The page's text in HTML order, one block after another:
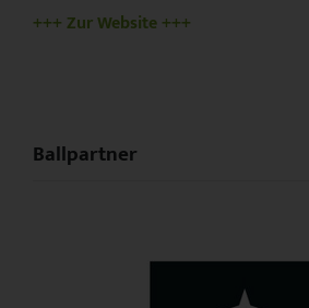
+++ Zur Website +++
Ballpartner